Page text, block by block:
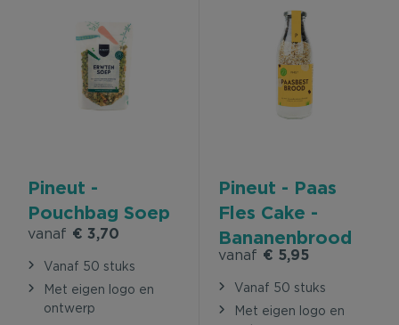
Pineut -
Pouchbag Soep
vanaf € 3,70
Vanaf 50 stuks
Met eigen logo en
ontwerp
Pineut - Paas
Fles Cake -
Bananenbrood
"Paasbest
brood"
vanaf € 5,95
Vanaf 50 stuks
Met eigen logo en